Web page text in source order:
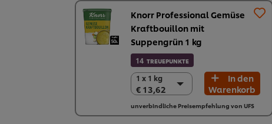
Knorr Professional Gemüse
Kraftbouillon mit
Suppengrün 1 kg
14 TREUEPUNKTE
1 x 1 kg
€ 13,62
1 x 1 kg
€ 13,62
6 x 1 kg
€ 81,72
In den
Warenkorb
unverbindliche Preisempfehlung von UFS